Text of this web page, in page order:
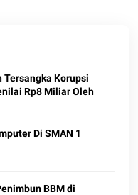
Tersangka Korupsi
Rp8 Miliar Oleh
Di SMAN 1
BBM di